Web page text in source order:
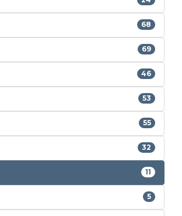
68
69
46
53
55
32
11
5